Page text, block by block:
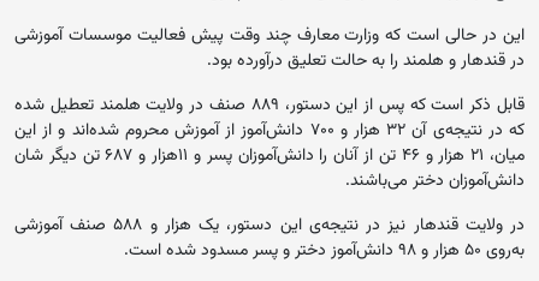
این در حالی است که وزارت معارف چند وقت پیش فعالیت موسسات آموزشی
در قندهار و هلمند را به حالت تعلیق درآورده بود.
قابل ذکر است که پس از این دستور، ۸۸۹ صنف در ولایت هلمند تعطیل شده
که در نتیجه‌ی آن ۳۲ هزار و ۷۰۰ دانش‌آموز از آموزش محروم شده‌اند و از این
میان، ۲۱ هزار و ۴۶ تن از آنان را دانش‌آموزان پسر و ۱۱هزار و ۶۸۷ تن دیگر شان
دانش‌آموزان دختر می‌باشند.
در ولایت قندهار نیز در نتیجه‌ی این دستور، یک هزار و ۵۸۸ صنف آموزشی
به‌روی ۵۰ هزار و ۹۸ دانش‌آموز دختر و پسر مسدود شده است.